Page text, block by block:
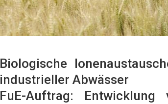
Biologische
industrieller Abwässer
FuE-Auftrag: